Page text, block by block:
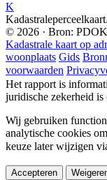
K
© 2026 · Bron:
Kadastrale kaart op
woonplaats Gids
voorwaarden
Het rapport is
juridische zekerheid is
Wij gebruiken
analytische cookies
keuze later wijzigen
Accepteren